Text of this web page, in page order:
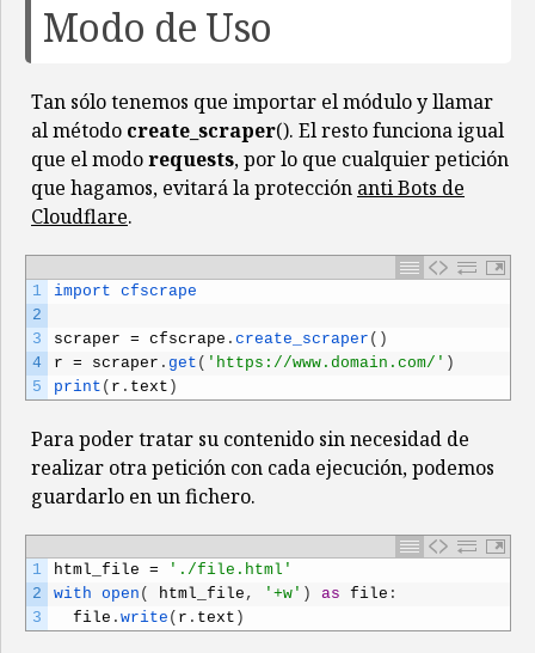
Modo de Uso
Tan sólo tenemos que importar el módulo y llamar
al método create_scraper(). El resto funciona igual
que el modorequests, por lo que cualquier petición
que hagamos, evitará la protección anti Bots de
Cloudflare.
1
2
3
4
5
import cfscrape
scraper = cfscrape . create_scraper ( )
r = scraper . get ( 'https://www.domain.com/' )
print ( r . text )
Para poder tratar su contenido sin necesidad de
realizar otra petición con cada ejecución, podemos
guardarlo en un fichero.
1
2
3
html_file =
'./file.html'
with open ( html_file , '+w' ) as file :
file . write ( r . text )